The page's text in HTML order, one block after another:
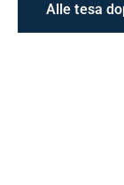
Alle tesa